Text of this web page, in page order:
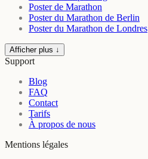
Poster de Marathon
Poster du Marathon de Berlin
Poster du Marathon de Londres
Afficher plus ↓
Support
Blog
FAQ
Contact
Tarifs
À propos de nous
Mentions légales